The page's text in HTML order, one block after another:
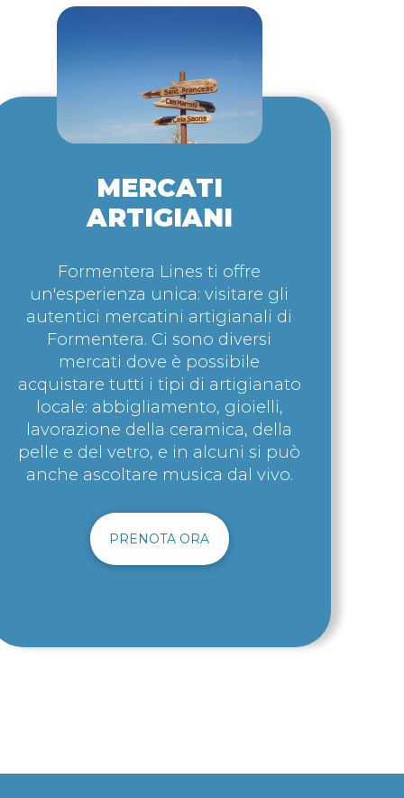
MERCATI
ARTIGIANI
Formentera Lines ti offre
un'esperienza unica: visitare gli
autentici mercatini artigianali di
Formentera. Ci sono diversi
mercati dove è possibile
acquistare tutti i tipi di artigianato
locale: abbigliamento, gioielli,
lavorazione della ceramica, della
pelle e del vetro, e in alcuni si può
anche ascoltare musica dal vivo.
PRENOTA ORA